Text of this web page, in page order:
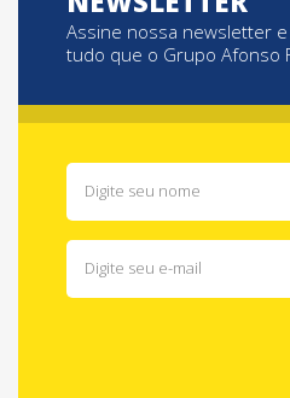
Assine nossa newsletter
tudo que o Grupo Afonso